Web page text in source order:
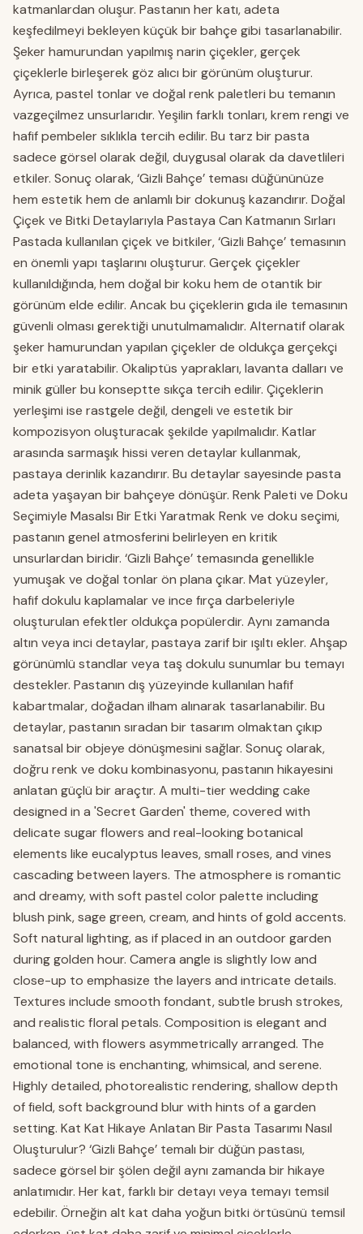
katmanlardan oluşur. Pastanın her katı, adeta
keşfedilmeyi bekleyen küçük bir bahçe gibi tasarlanabilir.
Şeker hamurundan yapılmış narin çiçekler, gerçek
çiçeklerle birleşerek göz alıcı bir görünüm oluşturur.
Ayrıca, pastel tonlar ve doğal renk paletleri bu temanın
vazgeçilmez unsurlarıdır. Yeşilin farklı tonları, krem rengi ve
hafif pembeler sıklıkla tercih edilir. Bu tarz bir pasta
sadece görsel olarak değil, duygusal olarak da davetlileri
etkiler. Sonuç olarak, ‘Gizli Bahçe’ teması düğününüze
hem estetik hem de anlamlı bir dokunuş kazandırır. Doğal
Çiçek ve Bitki Detaylarıyla Pastaya Can Katmanın Sırları
Pastada kullanılan çiçek ve bitkiler, ‘Gizli Bahçe’ temasının
en önemli yapı taşlarını oluşturur. Gerçek çiçekler
kullanıldığında, hem doğal bir koku hem de otantik bir
görünüm elde edilir. Ancak bu çiçeklerin gıda ile temasının
güvenli olması gerektiği unutulmamalıdır. Alternatif olarak
şeker hamurundan yapılan çiçekler de oldukça gerçekçi
bir etki yaratabilir. Okaliptüs yaprakları, lavanta dalları ve
minik güller bu konseptte sıkça tercih edilir. Çiçeklerin
yerleşimi ise rastgele değil, dengeli ve estetik bir
kompozisyon oluşturacak şekilde yapılmalıdır. Katlar
arasında sarmaşık hissi veren detaylar kullanmak,
pastaya derinlik kazandırır. Bu detaylar sayesinde pasta
adeta yaşayan bir bahçeye dönüşür. Renk Paleti ve Doku
Seçimiyle Masalsı Bir Etki Yaratmak Renk ve doku seçimi,
pastanın genel atmosferini belirleyen en kritik
unsurlardan biridir. ‘Gizli Bahçe’ temasında genellikle
yumuşak ve doğal tonlar ön plana çıkar. Mat yüzeyler,
hafif dokulu kaplamalar ve ince fırça darbeleriyle
oluşturulan efektler oldukça popülerdir. Aynı zamanda
altın veya inci detaylar, pastaya zarif bir ışıltı ekler. Ahşap
görünümlü standlar veya taş dokulu sunumlar bu temayı
destekler. Pastanın dış yüzeyinde kullanılan hafif
kabartmalar, doğadan ilham alınarak tasarlanabilir. Bu
detaylar, pastanın sıradan bir tasarım olmaktan çıkıp
sanatsal bir objeye dönüşmesini sağlar. Sonuç olarak,
doğru renk ve doku kombinasyonu, pastanın hikayesini
anlatan güçlü bir araçtır. A multi-tier wedding cake
designed in a 'Secret Garden' theme, covered with
delicate sugar flowers and real-looking botanical
elements like eucalyptus leaves, small roses, and vines
cascading between layers. The atmosphere is romantic
and dreamy, with soft pastel color palette including
blush pink, sage green, cream, and hints of gold accents.
Soft natural lighting, as if placed in an outdoor garden
during golden hour. Camera angle is slightly low and
close-up to emphasize the layers and intricate details.
Textures include smooth fondant, subtle brush strokes,
and realistic floral petals. Composition is elegant and
balanced, with flowers asymmetrically arranged. The
emotional tone is enchanting, whimsical, and serene.
Highly detailed, photorealistic rendering, shallow depth
of field, soft background blur with hints of a garden
setting. Kat Kat Hikaye Anlatan Bir Pasta Tasarımı Nasıl
Oluşturulur? ‘Gizli Bahçe’ temalı bir düğün pastası,
sadece görsel bir şölen değil aynı zamanda bir hikaye
anlatımıdır. Her kat, farklı bir detayı veya temayı temsil
edebilir. Örneğin alt kat daha yoğun bitki örtüsünü temsil